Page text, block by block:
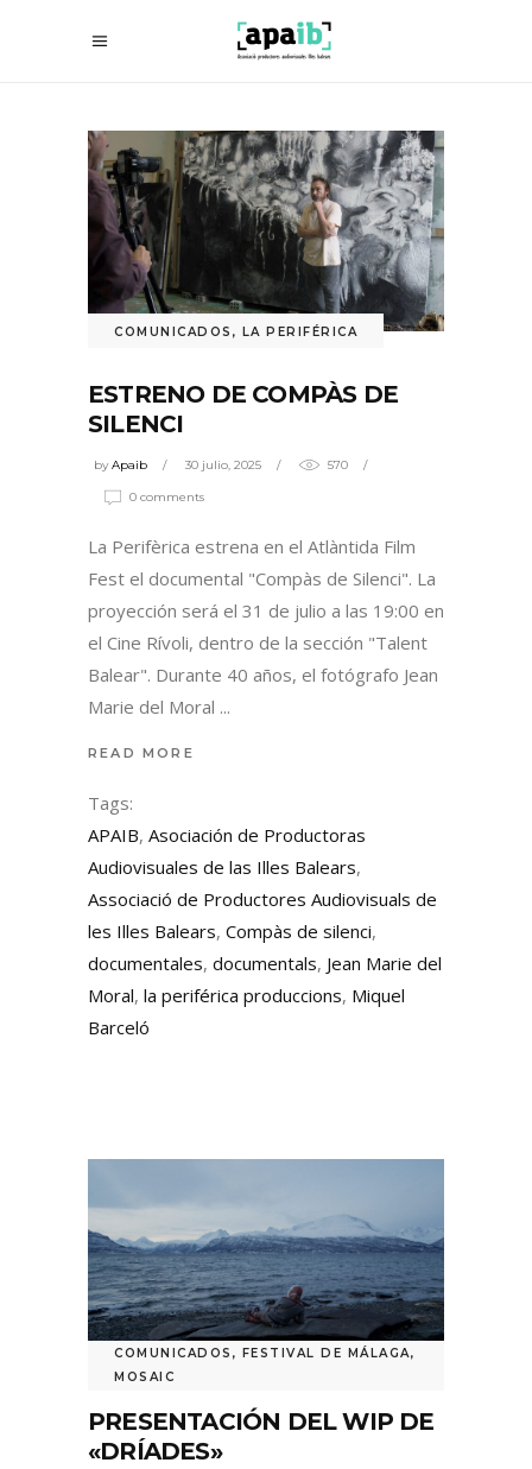
COMUNICADOS , LA PERIFÉRICA
ESTRENO DE COMPÀS DE
SILENCI
byApaib 30 julio, 2025 570
0 comments
La Perifèrica estrena en el Atlàntida Film
Fest el documental "Compàs de Silenci". La
proyección será el 31 de julio a las 19:00 en
el Cine Rívoli, dentro de la sección "Talent
Balear". Durante 40 años, el fotógrafo Jean
Marie del Moral
READ MORE
Tags:
APAIB, Asociación de Productoras
Audiovisuales de las Illes Balears,
Associació de Productores Audiovisuals de
les Illes Balears, Compàs de silenci,
documentales, documentals, Jean Marie del
Moral, la periférica produccions, Miquel
Barceló
COMUNICADOS , FESTIVAL DE MÁLAGA,
MOSAIC
PRESENTACIÓN DEL WIP DE
«DRÍADES»